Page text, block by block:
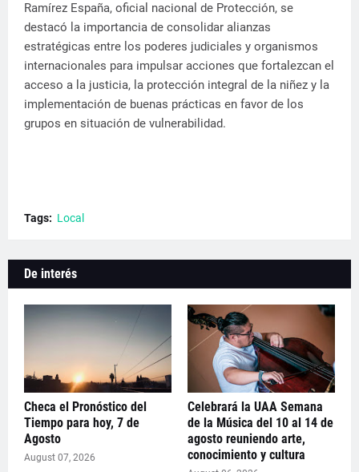
Ramírez España, oficial nacional de Protección, se
destacó la importancia de consolidar alianzas
estratégicas entre los poderes judiciales y organismos
internacionales para impulsar acciones que fortalezcan el
acceso a la justicia, la protección integral de la niñez y la
implementación de buenas prácticas en favor de los
grupos en situación de vulnerabilidad.
Tags: Local
De interés
Checa el Pronóstico del
Tiempo para hoy, 7 de
Agosto
August 07, 2026
Celebrará la UAA Semana
de la Música del 10 al 14 de
agosto reuniendo arte,
conocimiento y cultura